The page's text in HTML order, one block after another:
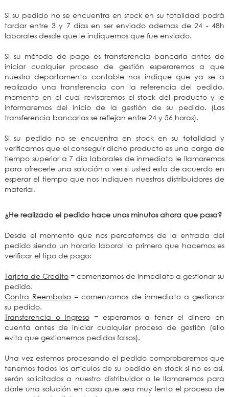
Si su pedido no se encuentra en stock en su totalidad podrá
tardar entre 3 y 7 días en ser enviado ademas de 24 - 48h
laborales desde que le indiquemos que fue enviado.
Si su método de pago es transferencia bancaria antes de
iniciar cualquier proceso de gestión esperaremos a que
nuestro departamento contable nos indique que ya se a
realizado una transferencia con la referencia del pedido,
momento en el cual revisaremos el stock del producto y le
informaremos del inicio de la gestión de su pedido. (Las
transferencia bancarias se reflejan entre 24 y 56 horas).
Si su pedido no se encuentra en stock en su totalidad y
verificamos que el conseguir dicho producto es una carga de
tiempo superior a 7 día laborales de inmediato le llamaremos
para ofrecerle una solución o ver si usted esta de acuerdo en
esperar el tiempo que nos indiquen nuestros distribuidores de
material.
¿He realizado el pedido hace unos minutos ahora que pasa?
Desde el momento que nos percatemos de la entrada del
pedido siendo un horario laboral lo primero que hacemos es
verificar el tipo de pago:
Tarjeta de Credito = comenzamos de inmediato a gestionar su
pedido.
Contra Reembolso = comenzamos de inmediato a gestionar
su pedido.
Transferencia o Ingreso= esperamos a tener el dinero en
cuenta antes de iniciar cualquier proceso de gestión (ello
evita que gestionemos pedidos falsos).
Una vez estemos procesando el pedido comprobaremos que
tenemos todos los artículos de su pedido en stock si no es así,
serán solicitados a nuestro distribuidor o le llamaremos para
darle una solución en caso que sea muy lento el proceso de